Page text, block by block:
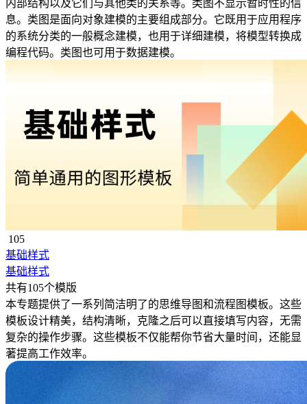
内部结构以及它们与其他类的关系等。类图不显示暂时性的信
息。类图是面向对象建模的主要组成部分。它既用于应用程序
的系统分类的一般概念建模，也用于详细建模，将模型转换成
编程代码。类图也可用于数据建模。
105
基础样式
基础样式
共有105个模版
本专题提供了一系列简洁明了的思维导图和流程图模板。这些
模板设计精美，结构清晰，克隆之后可以直接填写内容，无需
复杂的操作步骤。这些模板不仅能帮你节省大量时间，还能显
著提高工作效率。